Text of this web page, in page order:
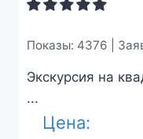
Показы: 4376 |
Экскурсия на
...
Цена: